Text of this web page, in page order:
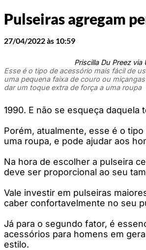
Pulseiras agregam
27/04/2022 às 10:59
Priscilla Du Preez via
Esse é o tipo de acessório mais fácil de
uma pequena faixa de couro ou
dar um toque extra de força a uma roupa
1990. E não se esqueça
Porém, atualmente, esse é o
uma roupa, e pode ajudar aos
Na hora de escolher a pulseira
deve ser proporcional ao seu
Vale investir em pulseiras
caber confortavelmente no seu
Já para o segundo fator, é
acessórios para homens em
estilo.